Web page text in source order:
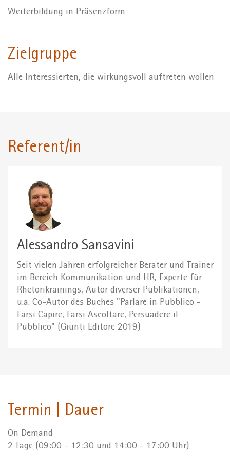
Weiterbildung in Präsenzform
Zielgruppe
Alle Interessierten, die wirkungsvoll auftreten wollen
Referent/in
Alessandro Sansavini
Seit vielen Jahren erfolgreicher Berater und Trainer
im Bereich Kommunikation und HR, Experte für
Rhetorikrainings, Autor diverser Publikationen,
u.a. Co-Autor des Buches "Parlare in Pubblico -
Farsi Capire, Farsi Ascoltare, Persuadere il
Pubblico" (Giunti Editore 2019)
Termin | Dauer
On Demand
2 Tage (09:00 - 12:30 und 14:00 - 17:00 Uhr)